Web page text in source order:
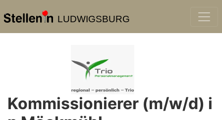
LUDWIGSBURG
Kommissionierer (m/w/d) i